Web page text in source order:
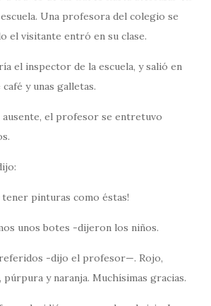
Una profesora del colegio se
el visitante entró en su clase.
el inspector de la escuela, y salió en
y unas galletas.
ausente, el profesor se entretuvo
tener pinturas como éstas!
unos botes -dijeron los niños.
-dijo el profesor—. Rojo,
y naranja. Muchísimas gracias.